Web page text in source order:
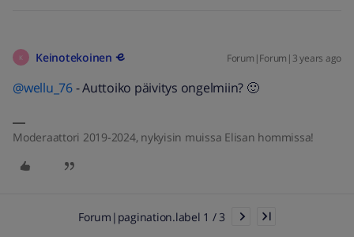
K Keinotekoinen Forum|Forum|3 years ago
@wellu_76- Auttoiko päivitys ongelmiin? 🙂
Moderaattori 2019-2024, nykyisin muissa Elisan hommissa!
Forum|pagination.label 1 / 3